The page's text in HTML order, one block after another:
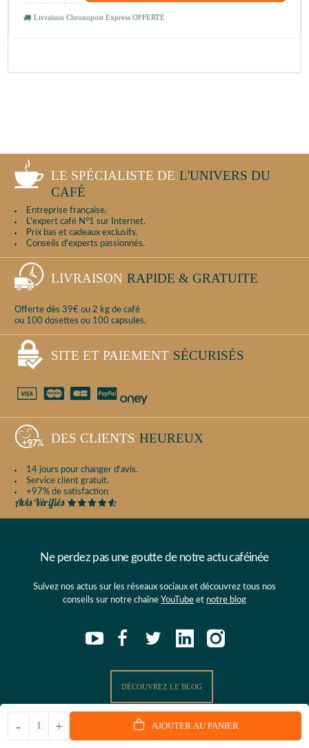
+
- AJOUTER AU PANIER
Livraison Chronopost Express OFFERTE
LE SPÉCIALISTE DE L'UNIVERS DU
CAFÉ
Entreprise française.
L'expert café N°1 sur Internet.
Prix bas et cadeaux exclusifs.
Conseils d'experts passionnés.
LIVRAISON RAPIDE & GRATUITE
Offerte dès 39€ ou 2 kg de café
ou 100 dosettes ou 100 capsules.
SITE ET PAIEMENT SÉCURISÉS
DES CLIENTS HEUREUX
14 jours pour changer d'avis.
Service client gratuit.
+97% de satisfaction
Ne perdez pas une goutte de notre actu caféinée
Suivez nos actus sur les réseaux sociaux et découvrez tous nos
conseils sur notre chaîne YouTube et notre blog
DÉCOUVREZ LE BLOG